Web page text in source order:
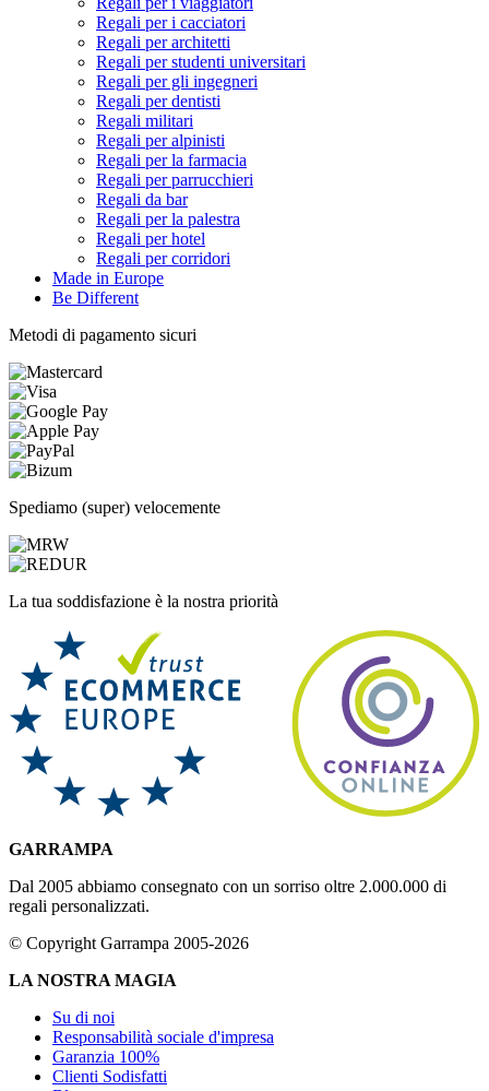
Regali per i cacciatori
Regali per architetti
Regali per studenti universitari
Regali per gli ingegneri
Regali per dentisti
Regali militari
Regali per alpinisti
Regali per la farmacia
Regali per parrucchieri
Regali da bar
Regali per la palestra
Regali per hotel
Regali per corridori
Made in Europe
Be Different
Metodi di pagamento sicuri
Spediamo (super) velocemente
La tua soddisfazione è la nostra priorità
GARRAMPA
Dal 2005 abbiamo consegnato con un sorriso oltre 2.000.000 di
regali personalizzati.
© Copyright Garrampa 2005-2026
LA NOSTRA MAGIA
Su di noi
Responsabilità sociale d'impresa
Garanzia 100%
Clienti Sodisfatti